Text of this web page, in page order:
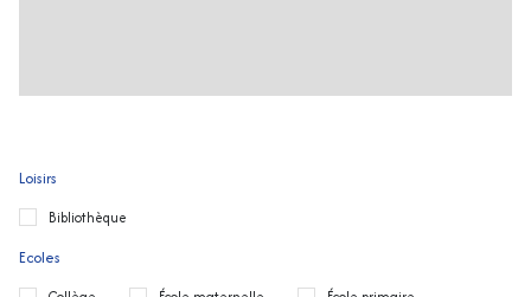
Loisirs
Bibliothèque
Ecoles